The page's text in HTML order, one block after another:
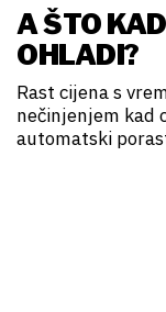
A ŠTO
OHLADI?
Rast cijena s
nečinjenjem kad
automatski